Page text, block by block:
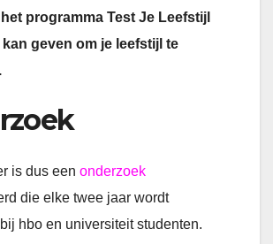
programma Test Je Leefstijl
geven om je leefstijl te
is dus een onderzoek
die elke twee jaar wordt
hbo en universiteit studenten.